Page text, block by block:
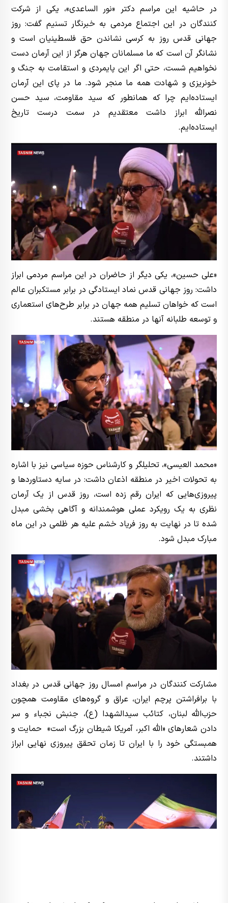
در حاشیه این مراسم دکتر «نور الساعدی»، یکی از شرکت
کنندگان در این اجتماع مردمی به خبرنگار تسنیم گفت: روز
جهانی قدس روز به کرسی نشاندن حق فلسطینیان است و
نشانگر آن است که ما مسلمانان جهان هرگز از این آرمان دست
نخواهیم شست، حتی اگر این پایمردی و استقامت به جنگ و
خونریزی و شهادت همه ما منجر شود. ما در پای این آرمان
ایستاده‌ایم چرا که همانطور که سید مقاومت، سید حسن
نصرالله ابراز داشت معتقدیم در سمت درست تاریخ
ایستاده‌ایم.
«علی حسین»، یکی دیگر از حاضران در این مراسم مردمی ابراز
داشت: روز جهانی قدس نماد ایستادگی در برابر مستکبران عالم
است که خواهان تسلیم همه جهان در برابر طرح‌های استعماری
و توسعه طلبانه آنها در منطقه هستند.
«محمد العیسی»، تحلیلگر و کارشناس حوزه سیاسی نیز با اشاره
به تحولات اخیر در منطقه اذعان داشت: در سایه دستاوردها و
پیروزی‌هایی که ایران رقم زده است، روز قدس از یک آرمان
نظری به یک رویکرد عملی هوشمندانه و آگاهی بخشی مبدل
شده تا در نهایت به روز فریاد خشم علیه هر ظلمی در این ماه
مبارک مبدل شود.
مشارکت کنندگان در مراسم امسال روز جهانی قدس در بغداد
با برافراشتن پرچم ایران، عراق و گروه‌های مقاومت همچون
حزب‌الله لبنان، کتائب سیدالشهدا (ع)، جنبش نجباء و سر
دادن شعارهای «الله اکبر، آمریکا شیطان بزرگ است» حمایت و
همبستگی خود را با ایران تا زمان تحقق پیروزی نهایی ابراز
داشتند.